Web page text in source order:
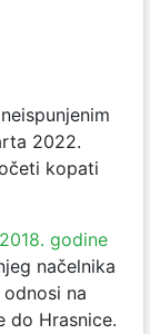
2022.
kopati
2018. godine
načelnika
na
do Hrasnice.